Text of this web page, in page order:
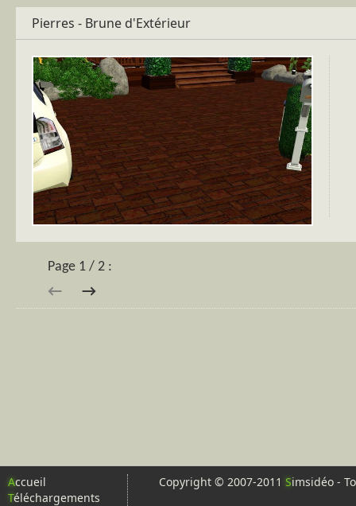
Pierres - Brune d'Extérieur
Page 1 / 2 :
← →
Accueil
Téléchargements
Copyright © 2007-2011 Simsidéo -